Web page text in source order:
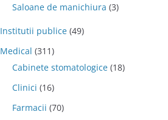
Saloane de manichiura (3)
Institutii publice (49)
Medical (311)
Cabinete stomatologice (18)
Clinici (16)
Farmacii (70)